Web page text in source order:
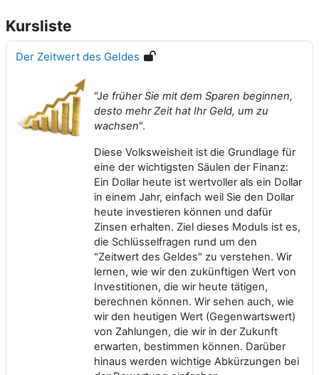
Kursliste
Der Zeitwert des Geldes
"Je früher Sie mit dem Sparen beginnen,
desto mehr Zeit hat Ihr Geld, um zu
wachsen".
Diese Volksweisheit ist die Grundlage für
eine der wichtigsten Säulen der Finanz:
Ein Dollar heute ist wertvoller als ein Dollar
in einem Jahr, einfach weil Sie den Dollar
heute investieren können und dafür
Zinsen erhalten. Ziel dieses Moduls ist es,
die Schlüsselfragen rund um den
"Zeitwert des Geldes" zu verstehen. Wir
lernen, wie wir den zukünftigen Wert von
Investitionen, die wir heute tätigen,
berechnen können. Wir sehen auch, wie
wir den heutigen Wert (Gegenwartswert)
von Zahlungen, die wir in der Zukunft
erwarten, bestimmen können. Darüber
hinaus werden wichtige Abkürzungen bei